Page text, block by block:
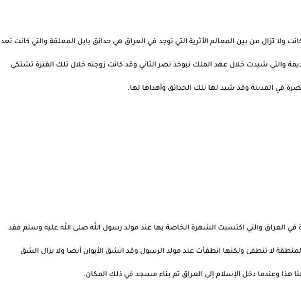
ولا تزال من بين المعالم الأثرية التي توجد في العراق هي حدائق بابل المعلقة والتي كانت تعد
والتي شيدت خلال عهد الملك نبوخذ نصر الثاني وقد كانت زوجته خلال تلك الفترة تشتكي
في المدينة وقد شيد لها تلك الحدائق وأهداها لها.
العراق والتي اكتسبت الشهرة الخاصة بها عند مولد رسول الله صلى الله عليه وسلم فقد
لا تنطفئ ولكنها انطفأت عند مولد الرسول وقد انشق الأيوان أيضا ولا يزال الشق
هذا وعندما دخل الإسلام إلى العراق تم بناء مسجد في ذلك المكان.